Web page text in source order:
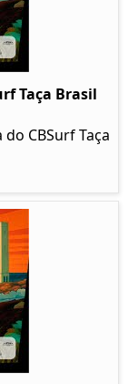
Taça Brasil
CBSurf Taça